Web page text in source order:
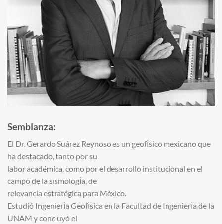
Semblanza:
El Dr. Gerardo Suárez Reynoso es un geofı́sico mexicano que
ha destacado, tanto por su
labor académica, como por el desarrollo institucional en el
campo de la sismologı́a, de
relevancia estratégica para México.
Estudió Ingenierı́a Geofı́sica en la Facultad de Ingenierı́a de la
UNAM y concluyó el